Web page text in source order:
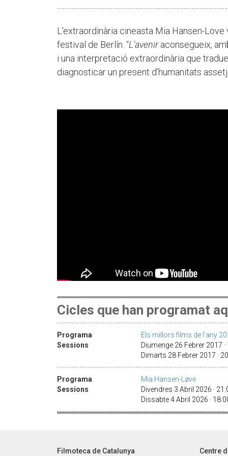
L'extraordinària cineasta Mia Hansen-
festival de Berlín. “L’aveniraconsegueix,
i una interpretació extraordinària que
diagnosticar un present d’humanitats
Cicles que han programat
Programa
Els millors films de l’any
Sessions
Diumenge 26 Febrer 2017
Dimarts 28 Febrer 2017 ·
Programa
Mia Hansen-Løve
Sessions
Divendres 3 Abril 2026 ·
Dissabte 4 Abril 2026 ·
Filmoteca de Catalunya Centre